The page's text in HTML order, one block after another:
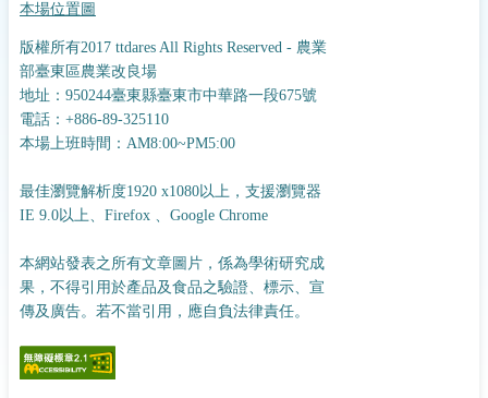
本場位置圖
版權所有2017 ttdares All Rights Reserved - 農業
部臺東區農業改良場
地址：950244臺東縣臺東市中華路一段675號
電話：+886-89-325110
本場上班時間：AM8:00~PM5:00
最佳瀏覽解析度1920 x1080以上，支援瀏覽器
IE 9.0以上、Firefox 、Google Chrome
本網站發表之所有文章圖片，係為學術研究成
果，不得引用於產品及食品之驗證、標示、宣
傳及廣告。若不當引用，應自負法律責任。